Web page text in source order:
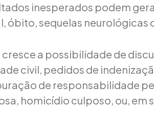
inesperados podem
óbito, sequelas neurológicas
cresce a possibilidade de
civil, pedidos de
de responsabilidade
homicídio culposo, ou, em